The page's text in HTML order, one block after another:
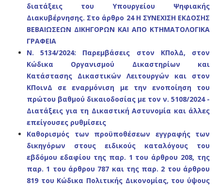
διατάξεις του Υπουργείου Ψηφιακής
Διακυβέρνησης. Στο άρθρο 24 Η ΣΥΝΕΧΙΣΗ ΕΚΔΟΣΗΣ
ΒΕΒΑΙΩΣΕΩΝ ΔΙΚΗΓΟΡΩΝ ΚΑΙ ΑΠΟ ΚΤΗΜΑΤΟΛΟΓΙΚΑ
ΓΡΑΦΕΙΑ
N. 5134/2024: Παρεμβάσεις στον ΚΠολΔ, στον
Κώδικα Οργανισμού Δικαστηρίων και
Κατάστασης Δικαστικών Λειτουργών και στον
ΚΠοινΔ σε εναρμόνιση με την ενοποίηση του
πρώτου βαθμού δικαιοδοσίας με τον ν. 5108/2024 -
Διατάξεις για τη Δικαστική Αστυνομία και άλλες
επείγουσες ρυθμίσεις
Καθορισμός των προϋποθέσεων εγγραφής των
δικηγόρων στους ειδικούς καταλόγους του
εβδόμου εδαφίου της παρ. 1 του άρθρου 208, της
παρ. 1 του άρθρου 787 και της παρ. 2 του άρθρου
819 του Κώδικα Πολιτικής Δικονομίας, του ύψους